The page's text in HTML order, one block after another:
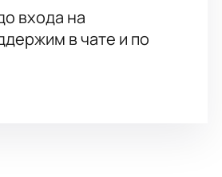
входа на
в чате и по